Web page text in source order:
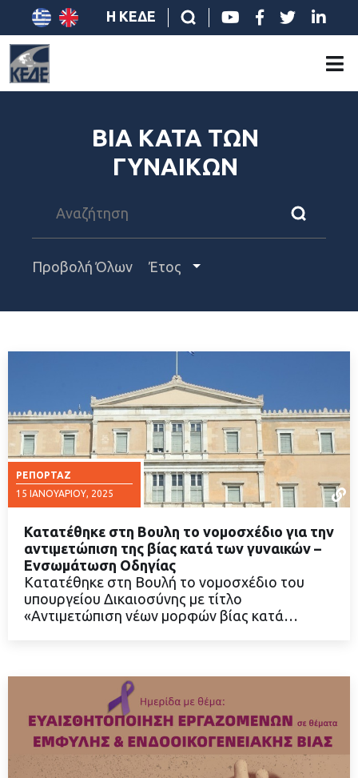
Η ΚΕΔΕ
ΒΙΑ ΚΑΤΑ ΤΩΝ
ΓΥΝΑΙΚΩΝ
Προβολή Όλων Έτος
ΡΕΠΟΡΤΆΖ
15 ΙΑΝΟΥΑΡΊΟΥ, 2025
ΔΙΑΒΑΣΤΕ ΠΕΡΙΣΣΟΤΕΡΑ
Κατατέθηκε στη Βουλη το νομοσχέδιο για την
αντιμετώπιση της βίας κατά των γυναικών –
Ενσωμάτωση Οδηγίας
Κατατέθηκε στη Βουλή το νομοσχέδιο του
υπουργείου Δικαιοσύνης με τίτλο
«Αντιμετώπιση νέων μορφών βίας κατά…